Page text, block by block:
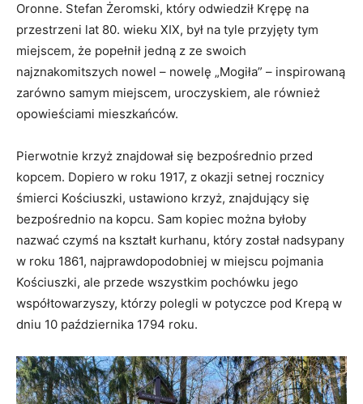
Oronne. Stefan Żeromski, który odwiedził Krępę na
przestrzeni lat 80. wieku XIX, był na tyle przyjęty tym
miejscem, że popełnił jedną z ze swoich
najznakomitszych nowel – nowelę „Mogiła” – inspirowaną
zarówno samym miejscem, uroczyskiem, ale również
opowieściami mieszkańców.
Pierwotnie krzyż znajdował się bezpośrednio przed
kopcem. Dopiero w roku 1917, z okazji setnej rocznicy
śmierci Kościuszki, ustawiono krzyż, znajdujący się
bezpośrednio na kopcu. Sam kopiec można byłoby
nazwać czymś na kształt kurhanu, który został nadsypany
w roku 1861, najprawdopodobniej w miejscu pojmania
Kościuszki, ale przede wszystkim pochówku jego
współtowarzyszy, którzy polegli w potyczce pod Krepą w
dniu 10 października 1794 roku.